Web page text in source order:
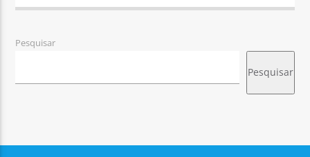
Pesquisar
Pesquisar